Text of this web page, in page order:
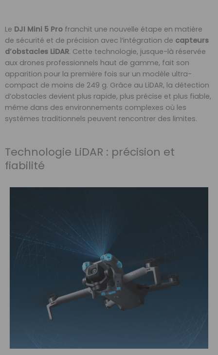
Le DJI Mini 5 Pro franchit une nouvelle étape en matière
de sécurité et de précision avec l’intégration de capteurs
d’obstacles LiDAR. Cette technologie, jusque-là réservée
aux drones professionnels haut de gamme, fait son
apparition pour la première fois sur un modèle ultra-
compact de moins de 249 g. Grâce au LiDAR, la détection
d’obstacles devient plus rapide, plus précise et plus fiable,
même dans des environnements complexes où les
systèmes traditionnels peuvent rencontrer des limites.
Technologie LiDAR : précision et
fiabilité